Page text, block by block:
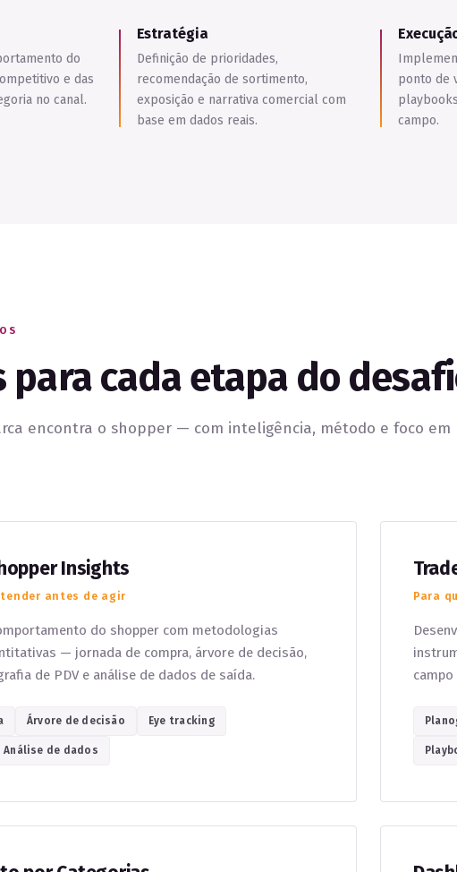
do
e das
no canal.
Estratégia
Definição de prioridades,
recomendação de sortimento,
exposição e narrativa comercial com
base em dados reais.
ponto de
campo.
para cada etapa do
encontra o shopper — com inteligência, método e foco em
Insights
antes de agir
do shopper com metodologias
— jornada de compra, árvore de decisão,
de PDV e análise de dados de saída.
Árvore de decisão Eye tracking
Análise de dados
Para